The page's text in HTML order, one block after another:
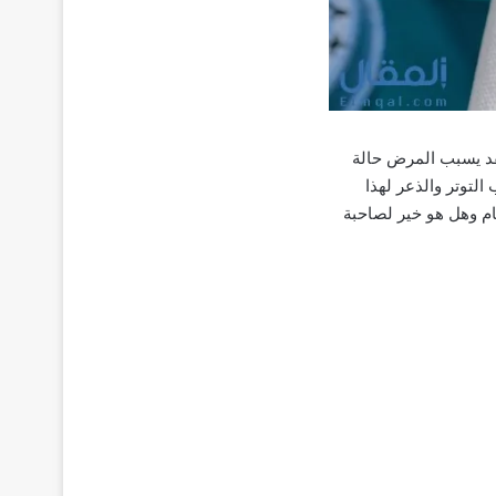
يسبب المرض حالة
والذعر لهذا
وهل هو خير لصاحبة